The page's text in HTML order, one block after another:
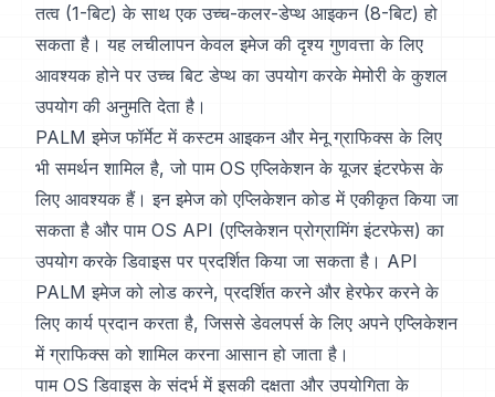
तत्व (1-बिट) के साथ एक उच्च-कलर-डेप्थ आइकन (8-बिट) हो
सकता है। यह लचीलापन केवल इमेज की दृश्य गुणवत्ता के लिए
आवश्यक होने पर उच्च बिट डेप्थ का उपयोग करके मेमोरी के कुशल
उपयोग की अनुमति देता है।
PALM इमेज फॉर्मेट में कस्टम आइकन और मेनू ग्राफिक्स के लिए
भी समर्थन शामिल है, जो पाम OS एप्लिकेशन के यूजर इंटरफेस के
लिए आवश्यक हैं। इन इमेज को एप्लिकेशन कोड में एकीकृत किया जा
सकता है और पाम OS API (एप्लिकेशन प्रोग्रामिंग इंटरफेस) का
उपयोग करके डिवाइस पर प्रदर्शित किया जा सकता है। API
PALM इमेज को लोड करने, प्रदर्शित करने और हेरफेर करने के
लिए कार्य प्रदान करता है, जिससे डेवलपर्स के लिए अपने एप्लिकेशन
में ग्राफिक्स को शामिल करना आसान हो जाता है।
पाम OS डिवाइस के संदर्भ में इसकी दक्षता और उपयोगिता के